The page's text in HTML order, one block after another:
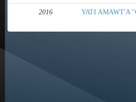
2016 YATI AMAWT'A